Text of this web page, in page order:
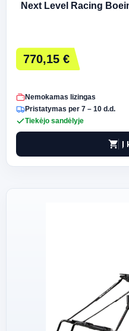
Next Level Racing
770,15 €
Nemokamas lizingas
Pristatymas per 7 – 10 d.d.
Tiekėjo sandėlyje
shopping_cart Į